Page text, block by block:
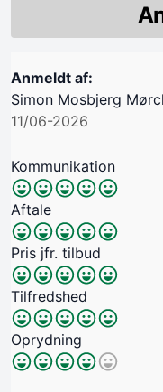
Anmeldt af:
Simon Mosbjerg
11/06-2026
Kommunikation
Aftale
Pris jfr. tilbud
Tilfredshed
Oprydning